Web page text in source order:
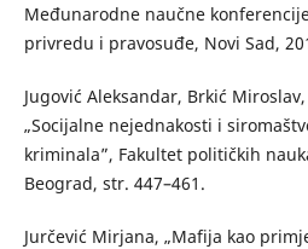
Međunarodne naučne
privredu i pravosuđe, Novi Sad,
Jugović Aleksandar, Brkić
„Socijalne nejednakosti i
kriminala”, Fakultet političkih
Beograd, str. 447–461.
Jurčević Mirjana, „Mafija kao